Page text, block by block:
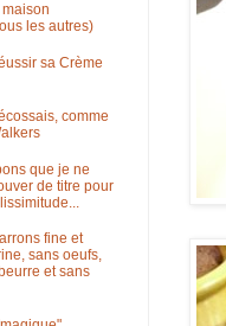
les autres)
sa Crème
comme
que je ne
de titre pour
fine et
sans oeufs,
et sans